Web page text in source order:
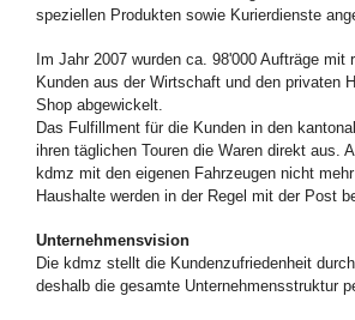
speziellen Produkten sowie Kurierdienste
Im Jahr 2007 wurden ca. 98'000 Aufträge
Kunden aus der Wirtschaft und den privaten
Shop abgewickelt.
Das Fulfillment für die Kunden in den
ihren täglichen Touren die Waren direkt aus.
kdmz mit den eigenen Fahrzeugen nicht
Haushalte werden in der Regel mit der Post
Unternehmensvision
Die kdmz stellt die Kundenzufriedenheit
deshalb die gesamte Unternehmensstruktur